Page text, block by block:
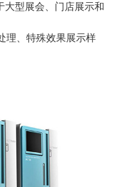
大型展会、门店展示和
理、特殊效果展示样